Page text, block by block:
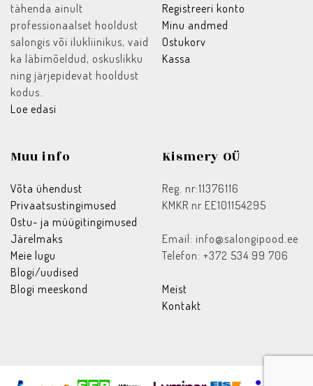
tähenda ainult
professionaalset hooldust
salongis või ilukliinikus, vaid
ka läbimõeldud, oskuslikku
ning järjepidevat hooldust
kodus..
Loe edasi
Registreeri konto
Minu andmed
Ostukorv
Kassa
Muu info
Võta ühendust
Privaatsustingimused
Ostu- ja müügitingimused
Järelmaks
Meie lugu
Blogi/uudised
Blogi meeskond
Kismery OÜ
Reg. nr:11376116
KMKR nr EE101154295
Email: info@salongipood.ee
Telefon: +372 534 99 706
Meist
Kontakt